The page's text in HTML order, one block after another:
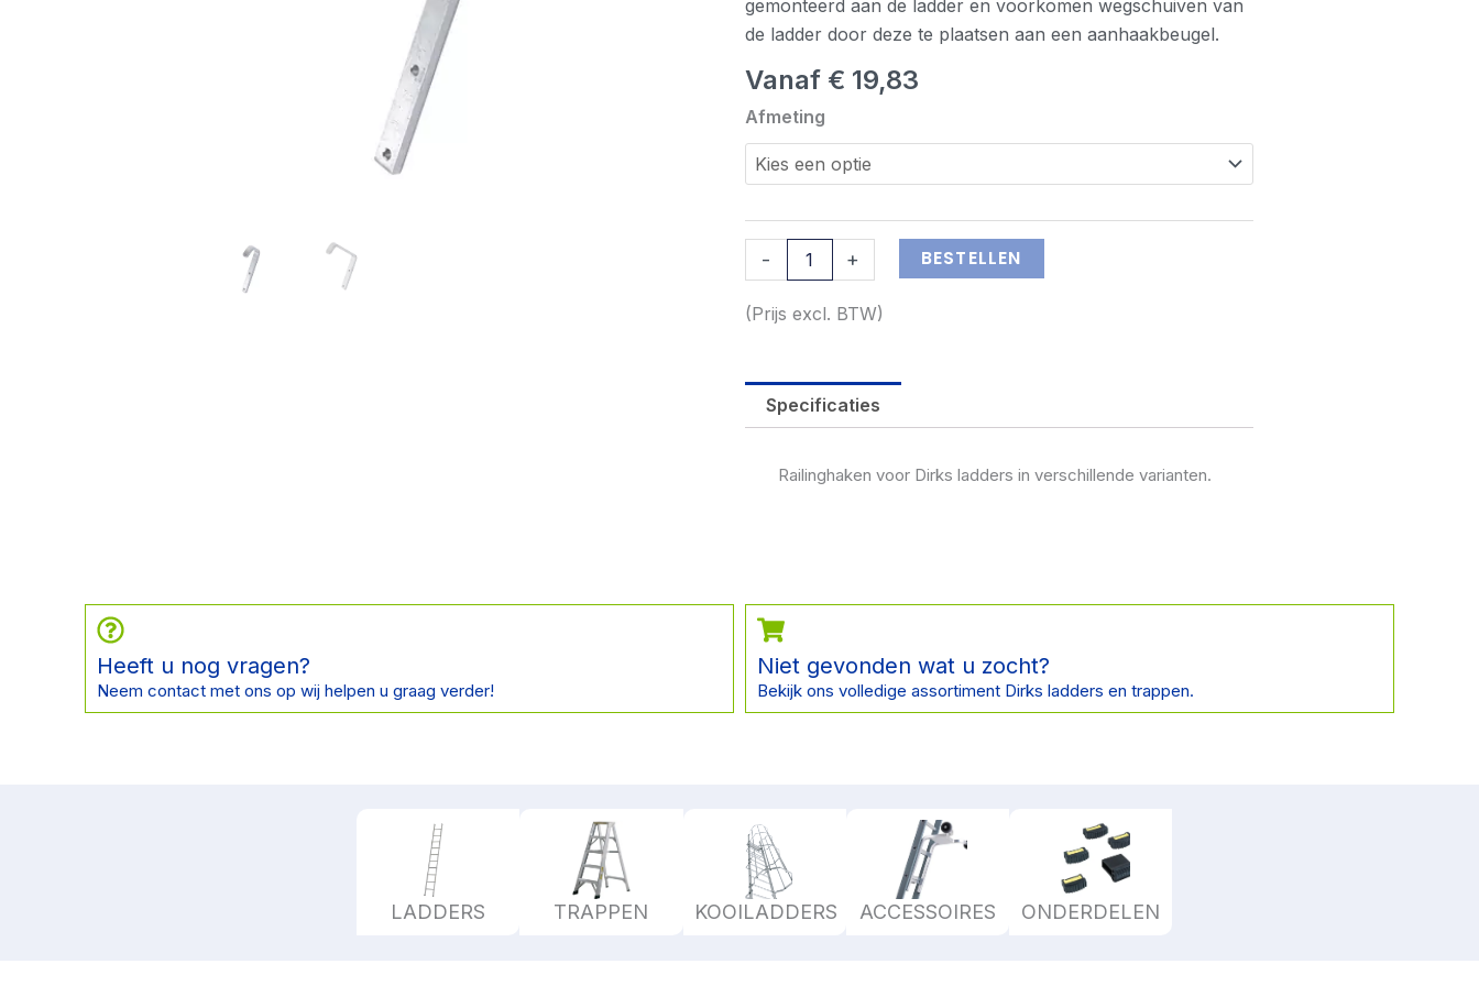
gemonteerd aan de ladder en voorkomen wegschuiven van
de ladder door deze te plaatsen aan een aanhaakbeugel.
Vanaf € 19,83
Afmeting
-
Dirks
railinghaken
aantal
+ BESTELLEN
(Prijs excl. BTW)
Specificaties
Railinghaken voor Dirks ladders in verschillende varianten.
Heeft u nog vragen?
Neem contact met ons op wij helpen u graag verder!
Niet gevonden wat u zocht?
Bekijk ons volledige assortiment Dirks ladders en trappen.
LADDERS TRAPPEN KOOILADDERS ACCESSOIRES ONDERDELEN